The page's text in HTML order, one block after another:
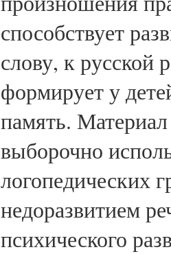
способствует
слову, к русской
формирует у
память.
выборочно
логопедических
недоразвитием
психического